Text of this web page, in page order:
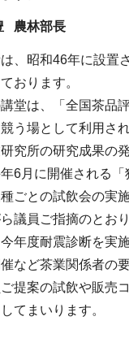
農林部長
、昭和46年に設置
おります。
堂は、「全国茶品
う場として利用さ
究所の研究成果の
6月に開催される
ごとの試飲会の実
議員ご指摘のとお
年度耐震診断を実
など茶業関係者の
提案の試飲や販売
てまいります。